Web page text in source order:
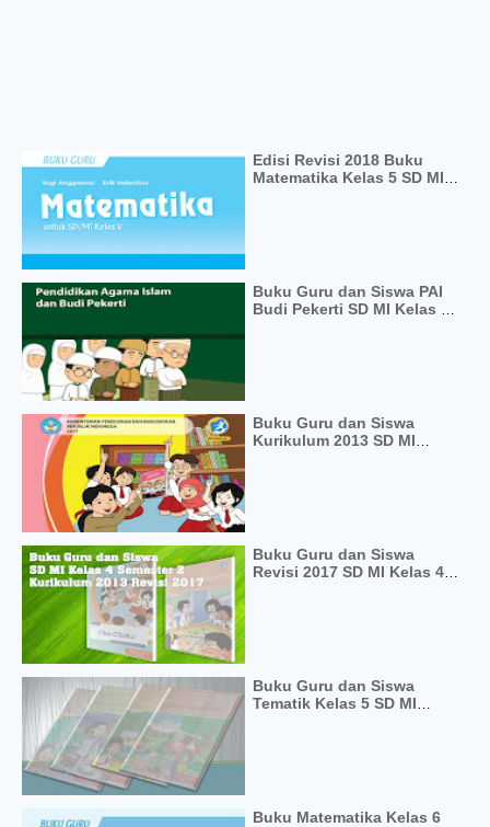
Edisi Revisi 2018 Buku
Matematika Kelas 5 SD MI
Buku Guru dan Siswa PAI
Budi Pekerti SD MI Kelas 4
Buku Guru dan Siswa
Kurikulum 2013 SD MI
Buku Guru dan Siswa
Revisi 2017 SD MI Kelas 4
Buku Guru dan Siswa
Tematik Kelas 5 SD MI
Buku Matematika Kelas 6